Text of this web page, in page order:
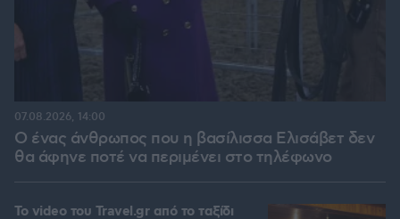
Ο ένας άνθρωπος που η βασίλισσα Ελισάβετ δεν
θα άφηνε ποτέ να περιμένει στο τηλέφωνο
07.08.2026, 14:00
To video του Travel.gr από το ταξίδι